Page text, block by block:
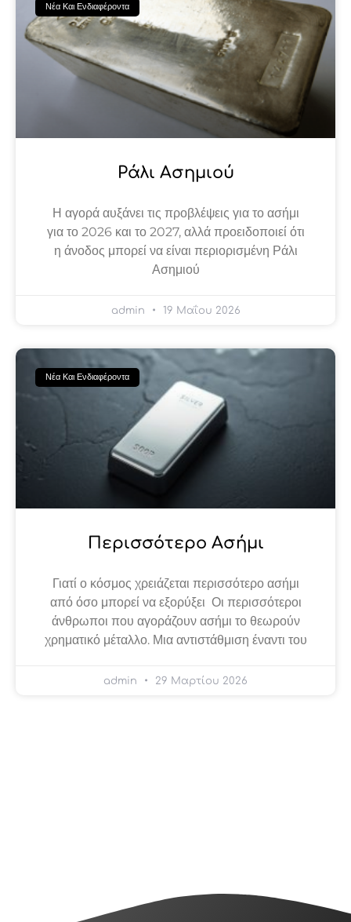
Νέα Και Ενδιαφέροντα
Ράλι Ασημιού
Η αγορά αυξάνει τις προβλέψεις για το ασήμι
για το 2026 και το 2027, αλλά προειδοποιεί ότι
η άνοδος μπορεί να είναι περιορισμένη Ράλι
Ασημιού
admin 19 Μαΐου 2026
Νέα Και Ενδιαφέροντα
Περισσότερο Ασήμι
Γιατί ο κόσμος χρειάζεται περισσότερο ασήμι
από όσο μπορεί να εξορύξει Οι περισσότεροι
άνθρωποι που αγοράζουν ασήμι το θεωρούν
χρηματικό μέταλλο. Μια αντιστάθμιση έναντι του
admin 29 Μαρτίου 2026